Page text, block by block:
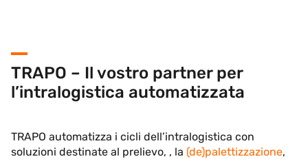
TRAPO – Il vostro partner per
l’intralogistica automatizzata
TRAPO automatizza i cicli dell’intralogistica con
soluzioni destinate al prelievo, , la (de)palettizzazione,